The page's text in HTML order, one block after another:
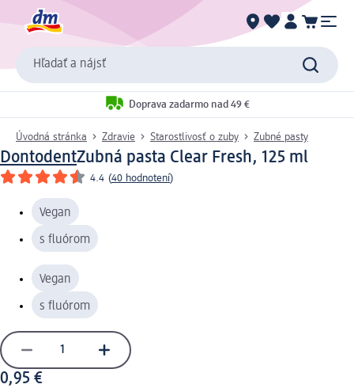
Hľadať a nájsť
Doprava zadarmo nad 49 €
Úvodná stránka Zdravie Starostlivosť o zuby Zubné pasty
DontodentZubná pasta Clear Fresh, 125 ml
4.4 (40 hodnotení)
Vegan
s fluórom
Vegan
s fluórom
0,95 €